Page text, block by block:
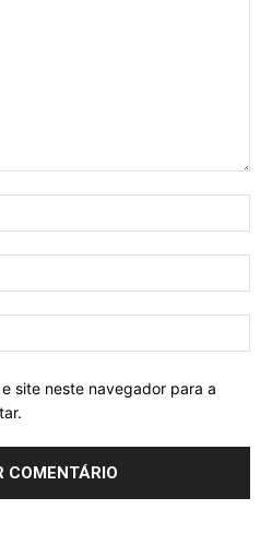
site neste navegador para a